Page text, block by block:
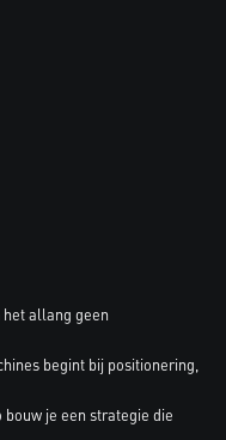
allang geen
begint bij positionering,
je een strategie die